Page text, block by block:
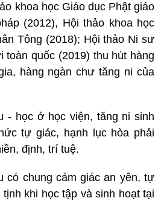
khoa học Giáo dục Phật giáo
(2012), Hội thảo khoa học
Tông (2018); Hội thảo Ni sư
toàn quốc (2019) thu hút hàng
hàng ngàn chư tăng ni của
- học ở học viện, tăng ni sinh
tự giác, hạnh lục hòa phải
định, trí tuệ.
có chung cảm giác an yên, tự
khi học tập và sinh hoạt tại